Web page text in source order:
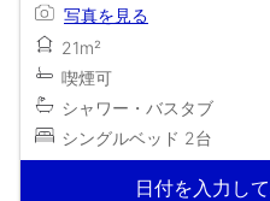
写真を見る
21m²
喫煙可
シャワー・バスタブ
シングルベッド 2台
日付を入力し